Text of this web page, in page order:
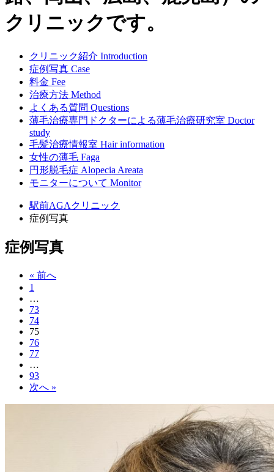
クリニックです。
クリニック紹介 Introduction
症例写真 Case
料金 Fee
治療方法 Method
よくある質問 Questions
薄毛治療専門ドクターによる薄毛治療研究室 Doctor
study
毛髪治療情報室 Hair information
女性の薄毛 Faga
円形脱毛症 Alopecia Areata
モニターについて Monitor
駅前AGAクリニック
症例写真
症例写真
« 前へ
1
…
73
74
75
76
77
…
93
次へ »